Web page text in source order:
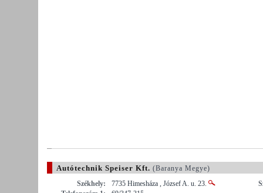
Autótechnik Speiser Kft. (Baranya Megye)
Székhely:
7735 Himesháza , József A. u. 23.